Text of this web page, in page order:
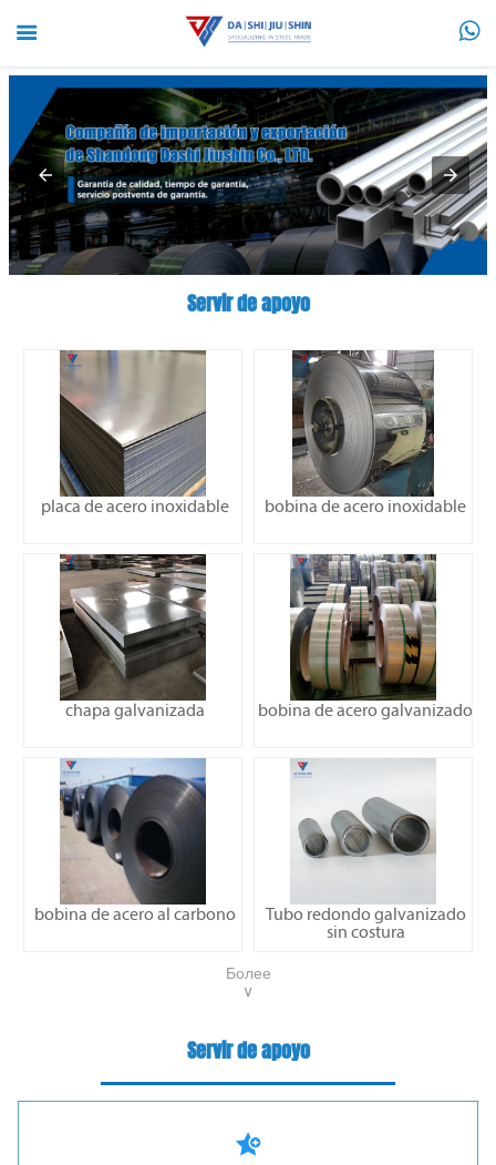
 
Servir de apoyo
placa de acero inoxidable bobina de acero inoxidable
chapa galvanizada bobina de acero galvanizado
bobina de acero al carbono
Tubo redondo galvanizado
sin costura
Более
∨
Servir de apoyo
